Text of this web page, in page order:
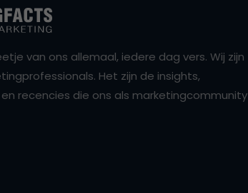
van ons allemaal, iedere dag vers. Wij zijn
Het zijn de insights,
recencies die ons als marketingcommunity